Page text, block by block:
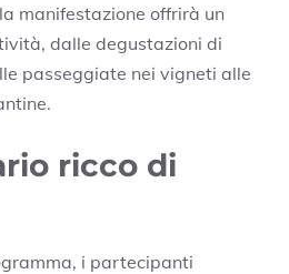
manifestazione offrirà un
dalle degustazioni di
passeggiate nei vigneti alle
ricco di
i partecipanti